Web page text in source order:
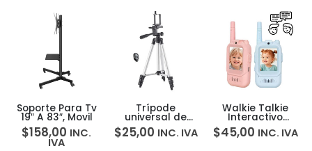
Soporte Para Tv
19″ A 83″, Movil
$158,00 INC.
IVA
Trípode
universal de
aluminio 105cm
con soporte
$25,00 INC. IVA
Walkie Talkie
Interactivo
Infantil con
Video
$45,00 INC. IVA